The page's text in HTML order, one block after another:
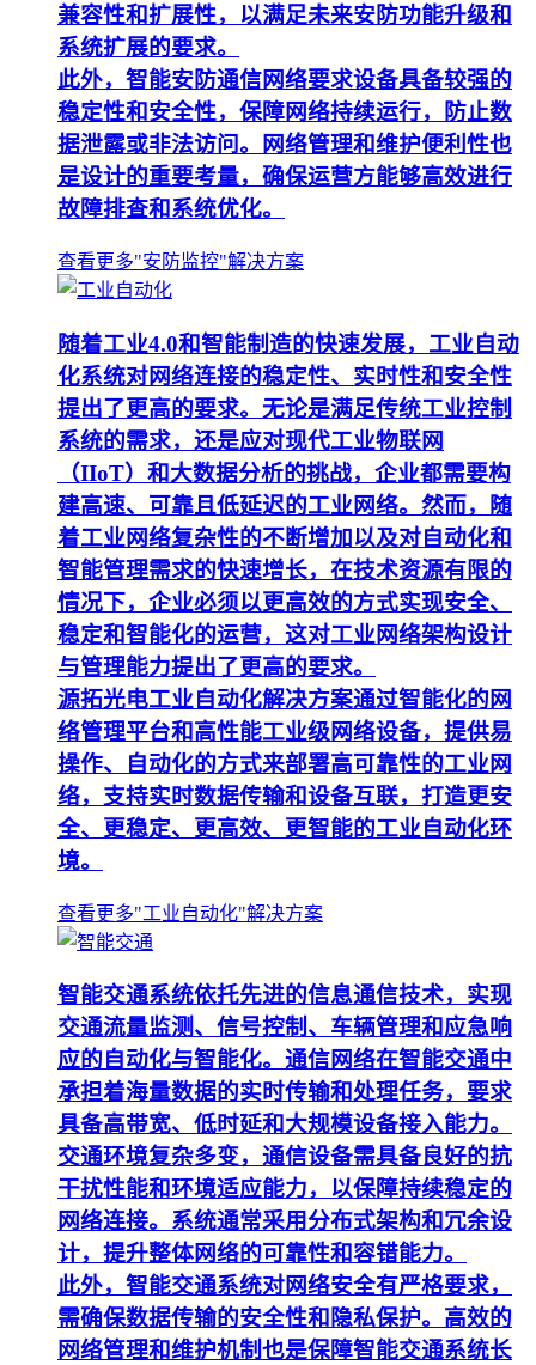
兼容性和扩展性，以满足未来安防功能升级和
系统扩展的要求。
此外，智能安防通信网络要求设备具备较强的
稳定性和安全性，保障网络持续运行，防止数
据泄露或非法访问。网络管理和维护便利性也
是设计的重要考量，确保运营方能够高效进行
故障排查和系统优化。
查看更多"安防监控"解决方案
随着工业4.0和智能制造的快速发展，工业自动
化系统对网络连接的稳定性、实时性和安全性
提出了更高的要求。无论是满足传统工业控制
系统的需求，还是应对现代工业物联网
（IIoT）和大数据分析的挑战，企业都需要构
建高速、可靠且低延迟的工业网络。然而，随
着工业网络复杂性的不断增加以及对自动化和
智能管理需求的快速增长，在技术资源有限的
情况下，企业必须以更高效的方式实现安全、
稳定和智能化的运营，这对工业网络架构设计
与管理能力提出了更高的要求。
源拓光电工业自动化解决方案通过智能化的网
络管理平台和高性能工业级网络设备，提供易
操作、自动化的方式来部署高可靠性的工业网
络，支持实时数据传输和设备互联，打造更安
全、更稳定、更高效、更智能的工业自动化环
境。
查看更多"工业自动化"解决方案
智能交通系统依托先进的信息通信技术，实现
交通流量监测、信号控制、车辆管理和应急响
应的自动化与智能化。通信网络在智能交通中
承担着海量数据的实时传输和处理任务，要求
具备高带宽、低时延和大规模设备接入能力。
交通环境复杂多变，通信设备需具备良好的抗
干扰性能和环境适应能力，以保障持续稳定的
网络连接。系统通常采用分布式架构和冗余设
计，提升整体网络的可靠性和容错能力。
此外，智能交通系统对网络安全有严格要求，
需确保数据传输的安全性和隐私保护。高效的
网络管理和维护机制也是保障智能交通系统长